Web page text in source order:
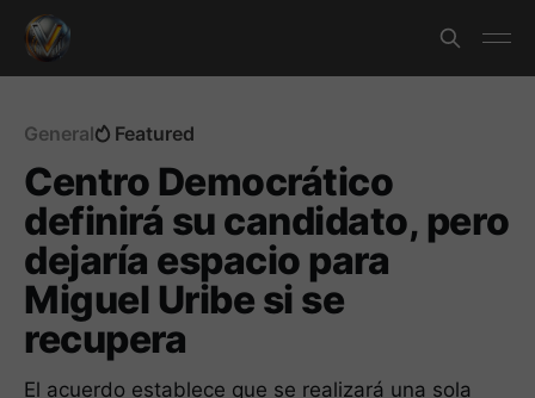
General Featured
Centro Democrático
definirá su candidato, pero
dejaría espacio para
Miguel Uribe si se
recupera
El acuerdo establece que se realizará una sola